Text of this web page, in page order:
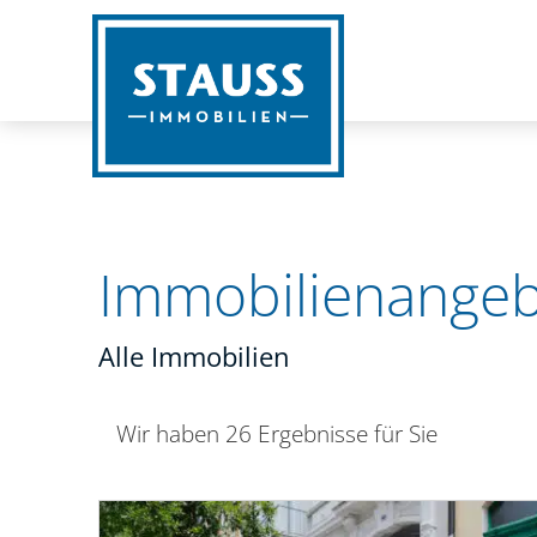
Alle Immobilien
Wir haben 26 Ergebnisse für Sie